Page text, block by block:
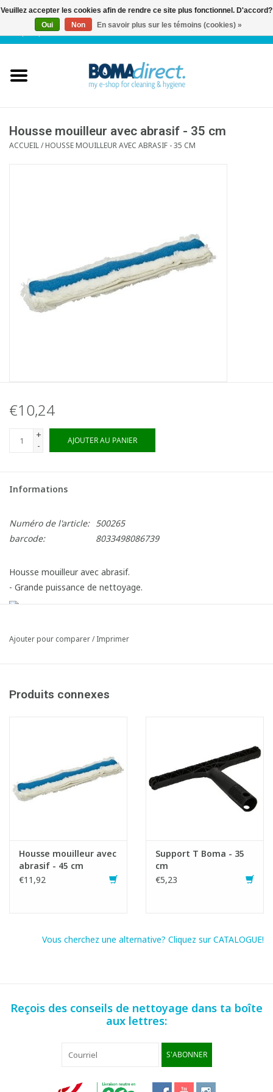
FR| 0 Articles
Service client
Housse mouilleur avec abrasif - 35 cm
ACCUEIL/HOUSSE MOUILLEUR AVEC ABRASIF - 35 CM
€10,24
+
-
AJOUTER AU PANIER
Informations
Numéro de l'article: 500265
barcode:
8033498086739
Housse mouilleur avec abrasif.
- Grande puissance de nettoyage.
Ajouter pour comparer/Imprimer
Produits connexes
Housse mouilleur avec
abrasif - 45 cm
€11,92
Support T Boma - 35
cm
€5,23
Vous cherchez une alternative? Cliquez sur CATALOGUE!
Reçois des conseils de nettoyage dans ta boîte
aux lettres:
S'ABONNER
Veuillez accepter les cookies afin de rendre ce site plus fonctionnel. D'accord?
Oui
Non En savoir plus sur les témoins (cookies) »